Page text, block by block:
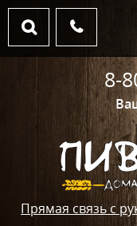
Прямая связь с
8-